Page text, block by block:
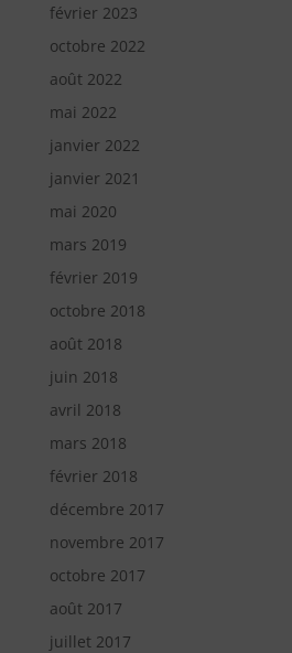
février 2023
octobre 2022
août 2022
mai 2022
janvier 2022
janvier 2021
mai 2020
mars 2019
février 2019
octobre 2018
août 2018
juin 2018
avril 2018
mars 2018
février 2018
décembre 2017
novembre 2017
octobre 2017
août 2017
juillet 2017